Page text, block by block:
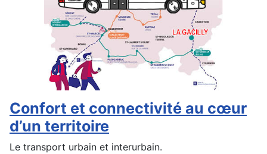
Confort et connectivité au cœur
d’un territoire
Le transport urbain et interurbain.